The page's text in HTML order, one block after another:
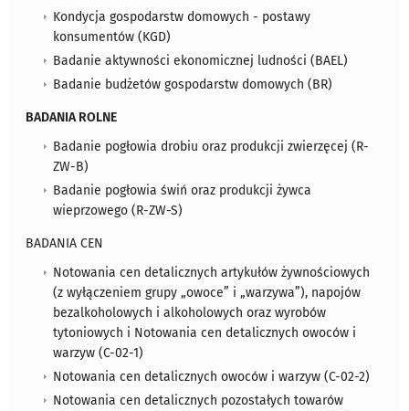
Kondycja gospodarstw domowych - postawy
konsumentów (KGD)
Badanie aktywności ekonomicznej ludności (BAEL)
Badanie budżetów gospodarstw domowych (BR)
BADANIA ROLNE
Badanie pogłowia drobiu oraz produkcji zwierzęcej (R-
ZW-B)
Badanie pogłowia świń oraz produkcji żywca
wieprzowego (R-ZW-S)
BADANIA CEN
Notowania cen detalicznych artykułów żywnościowych
(z wyłączeniem grupy „owoce” i „warzywa”), napojów
bezalkoholowych i alkoholowych oraz wyrobów
tytoniowych i Notowania cen detalicznych owoców i
warzyw (C-02-1)
Notowania cen detalicznych owoców i warzyw (C-02-2)
Notowania cen detalicznych pozostałych towarów